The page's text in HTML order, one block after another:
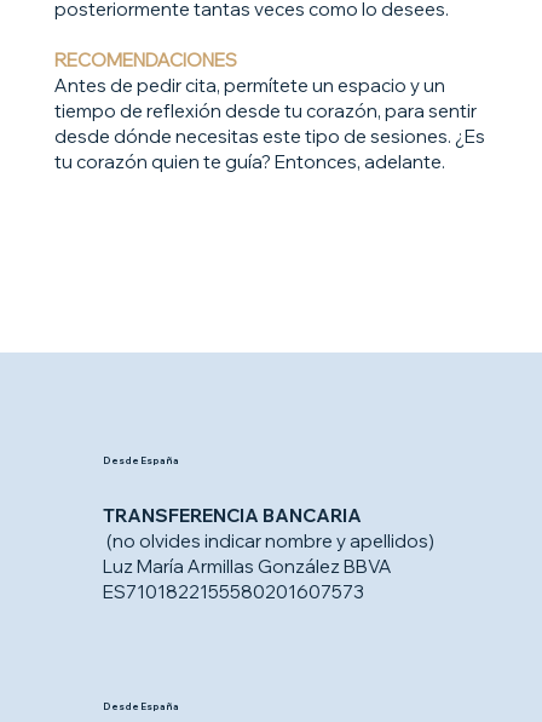
posteriormente tantas veces como lo desees.
RECOMENDACIONES
Antes de pedir cita, permítete un espacio y un
tiempo de reflexión desde tu corazón, para sentir
desde dónde necesitas este tipo de sesiones. ¿Es
tu corazón quien te guía? Entonces, adelante.
Desde España
TRANSFERENCIA BANCARIA
(no olvides indicar nombre y apellidos)
Luz María Armillas González BBVA
ES7101822155580201607573
Desde España